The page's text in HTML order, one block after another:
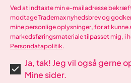
Ved at indtaste min e-mailadresse
modtage Trademax nyhedsbrev og
mine personlige oplysninger, for at kunne
markedsføringsmateriale tilpasset mig, i
Persondatapolitik.
Ja, tak! Jeg vil også gerne
Mine sider.